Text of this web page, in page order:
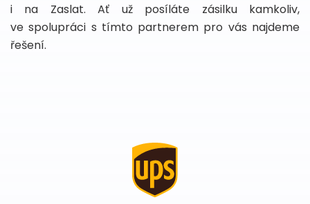
i na Zaslat. Ať už posíláte zásilku kamkoliv,
ve spolupráci s tímto partnerem pro vás najdeme
řešení.